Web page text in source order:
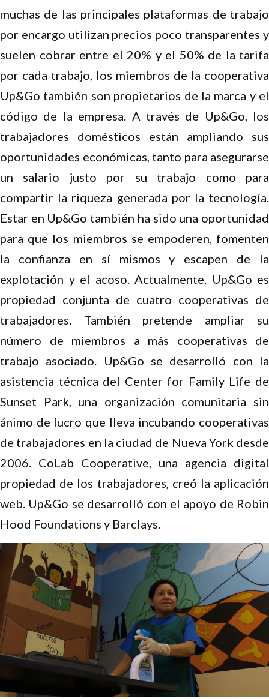
muchas de las principales plataformas de trabajo
por encargo utilizan precios poco transparentes y
suelen cobrar entre el 20% y el 50% de la tarifa
por cada trabajo, los miembros de la cooperativa
Up&Go también son propietarios de la marca y el
código de la empresa. A través de Up&Go, los
trabajadores domésticos están ampliando sus
oportunidades económicas, tanto para asegurarse
un salario justo por su trabajo como para
compartir la riqueza generada por la tecnología.
Estar en Up&Go también ha sido una oportunidad
para que los miembros se empoderen, fomenten
la confianza en sí mismos y escapen de la
explotación y el acoso. Actualmente, Up&Go es
propiedad conjunta de cuatro cooperativas de
trabajadores. También pretende ampliar su
número de miembros a más cooperativas de
trabajo asociado. Up&Go se desarrolló con la
asistencia técnica del Center for Family Life de
Sunset Park, una organización comunitaria sin
ánimo de lucro que lleva incubando cooperativas
de trabajadores en la ciudad de Nueva York desde
2006. CoLab Cooperative, una agencia digital
propiedad de los trabajadores, creó la aplicación
web. Up&Go se desarrolló con el apoyo de Robin
Hood Foundations y Barclays.